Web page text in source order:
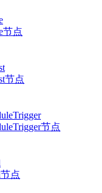
节点
节点
节点
节点